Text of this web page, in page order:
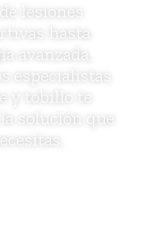
lesiones
hasta
avanzada,
especialistas
y tobillo te
la solución que